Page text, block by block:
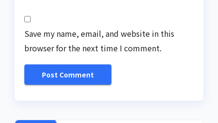
Save my name, email, and website in this
browser for the next time I comment.